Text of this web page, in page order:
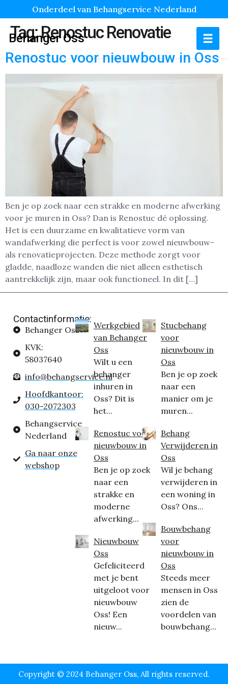
Onderdeel van Behangservice Nederland
Behanger Oss
Tag:Renostuc Renovatie
Renostuc voor nieuwbouw in Oss
Ben je op zoek naar een strakke en moderne afwerking
voor je muren in Oss? Dan is Renostuc dé oplossing.
Het is een duurzame en kwalitatieve vorm van
wandafwerking die perfect is voor zowel nieuwbouw-
als renovatieprojecten. Deze methode zorgt voor
gladde, naadloze wanden die niet alleen esthetisch
aantrekkelijk zijn, maar ook functioneel. In dit […]
Contactinformatie:
Behanger Oss
KVK:
58037640
info@behangservice.nl
Hoofdkantoor:
030-2072303
Behangservice
Nederland
Ga naar onze
webshop
Werkgebied
van Behanger
Oss
Wilt u een
behanger
inhuren in
Oss? Dit is
het...
Renostuc voor
nieuwbouw in
Oss
Ben je op zoek
naar een
strakke en
moderne
afwerking...
Nieuwbouw
Oss
Gefeliciteerd
met je bent
uitgeloot voor
nieuwbouw
Oss! Een
nieuw...
Stucbehang
voor
nieuwbouw in
Oss
Ben je op zoek
naar een
manier om je
muren...
Behang
Verwijderen in
Oss
Wil je behang
verwijderen in
een woning in
Oss? Ons...
Bouwbehang
voor
nieuwbouw in
Oss
Steeds meer
mensen in Oss
zien de
voordelen van
bouwbehang...
Copyright © 2024 Behanger Oss, All rights reserved.